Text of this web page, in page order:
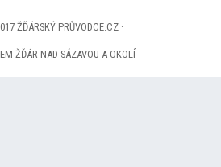
ŽĎÁRSKÝ PRŮVODCE.CZ ·
ŽĎÁR NAD SÁZAVOU A OKOLÍ